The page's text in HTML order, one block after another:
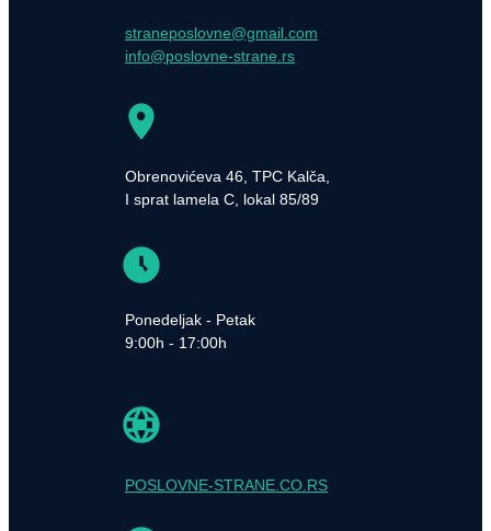
straneposlovne@gmail.com
info@poslovne-strane.rs
Obrenovićeva 46, TPC Kalča,
I sprat lamela C, lokal 85/89
Ponedeljak - Petak
9:00h - 17:00h
POSLOVNE-STRANE.CO.RS